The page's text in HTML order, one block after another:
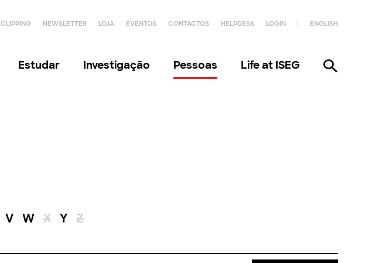
CLIPPING NEWSLETTER LOJA EVENTOS CONTACTOS HELPDESK LOGIN ENGLISH
Estudar Investigação Pessoas Life at ISEG
V W X Y Z